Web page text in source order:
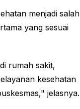
menjadi salah
yang sesuai
rumah sakit,
kesehatan
jelasnya.